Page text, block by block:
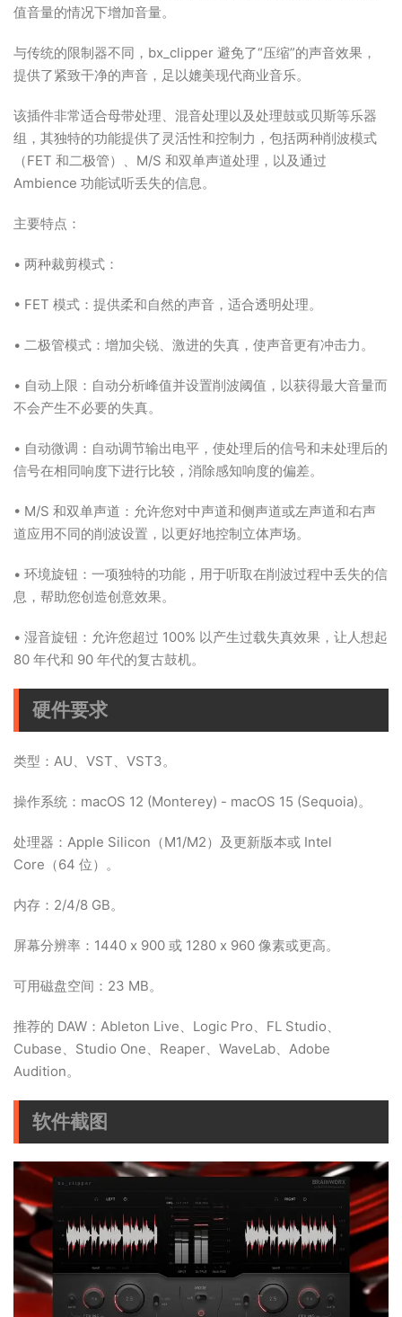
值音量的情况下增加音量。
与传统的限制器不同，bx_clipper 避免了“压缩”的声音效果，
提供了紧致干净的声音，足以媲美现代商业音乐。
该插件非常适合母带处理、混音处理以及处理鼓或贝斯等乐器
组，其独特的功能提供了灵活性和控制力，包括两种削波模式
（FET 和二极管）、M/S 和双单声道处理，以及通过
Ambience 功能试听丢失的信息。
主要特点：
• 两种裁剪模式：
• FET 模式：提供柔和自然的声音，适合透明处理。
• 二极管模式：增加尖锐、激进的失真，使声音更有冲击力。
• 自动上限：自动分析峰值并设置削波阈值，以获得最大音量而
不会产生不必要的失真。
• 自动微调：自动调节输出电平，使处理后的信号和未处理后的
信号在相同响度下进行比较，消除感知响度的偏差。
• M/S 和双单声道：允许您对中声道和侧声道或左声道和右声
道应用不同的削波设置，以更好地控制立体声场。
• 环境旋钮：一项独特的功能，用于听取在削波过程中丢失的信
息，帮助您创造创意效果。
• 湿音旋钮：允许您超过 100% 以产生过载失真效果，让人想起
80 年代和 90 年代的复古鼓机。
硬件要求
类型：AU、VST、VST3。
操作系统：macOS 12 (Monterey) - macOS 15 (Sequoia)。
处理器：Apple Silicon（M1/M2）及更新版本或 Intel
Core（64 位）。
内存：2/4/8 GB。
屏幕分辨率：1440 x 900 或 1280 x 960 像素或更高。
可用磁盘空间：23 MB。
推荐的 DAW：Ableton Live、Logic Pro、FL Studio、
Cubase、Studio One、Reaper、WaveLab、Adobe
Audition。
软件截图